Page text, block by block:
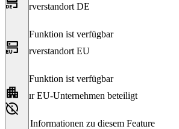
Serverstandort DE
Diese Funktion ist verfügbar
Serverstandort EU
Diese Funktion ist verfügbar
Nur EU-Unternehmen beteiligt
Keine Informationen zu diesem Feature